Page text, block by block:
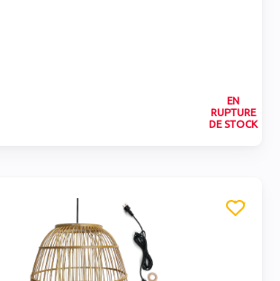
EN
RUPTURE
DE STOCK